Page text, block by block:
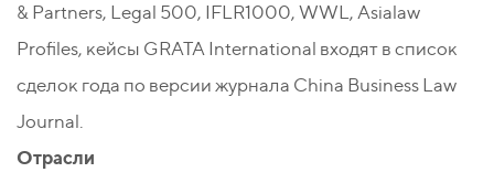
& Partners, Legal 500, IFLR1000, WWL, Asialaw
Profiles, кейсы GRATA International входят в список
сделок года по версии журнала China Business Law
Journal.
Отрасли